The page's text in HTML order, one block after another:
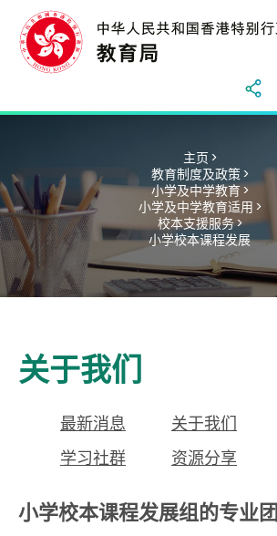
主页 >
教育制度及政策 >
小学及中学教育 >
小学及中学教育适用 >
校本支援服务 >
小学校本课程发展
关于我们
最新消息 关于我们
学习社群
资源分享
小学校本课程发展组的专业